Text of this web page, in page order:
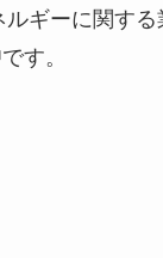
ギーに関す
です。